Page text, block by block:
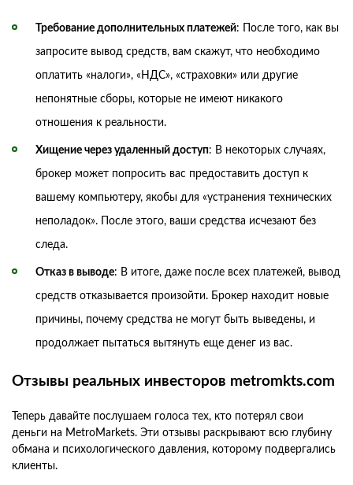
Требование дополнительных платежей: После того, как вы
запросите вывод средств, вам скажут, что необходимо
оплатить «налоги», «НДС», «страховки» или другие
непонятные сборы, которые не имеют никакого
отношения к реальности.
Хищение через удаленный доступ: В некоторых случаях,
брокер может попросить вас предоставить доступ к
вашему компьютеру, якобы для «устранения технических
неполадок». После этого, ваши средства исчезают без
следа.
Отказ в выводе: В итоге, даже после всех платежей, вывод
средств отказывается произойти. Брокер находит новые
причины, почему средства не могут быть выведены, и
продолжает пытаться вытянуть еще денег из вас.
Отзывы реальных инвесторов metromkts.com
Теперь давайте послушаем голоса тех, кто потерял свои
деньги на MetroMarkets. Эти отзывы раскрывают всю глубину
обмана и психологического давления, которому подвергались
клиенты.